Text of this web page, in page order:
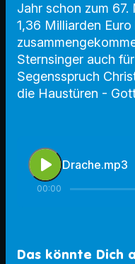
Jahr schon zum
1,36 Milliarden
Sternsinger auch
Segensspruch
die Haustüren -
play_arrow Drache.mp3
00:00
Das könnte Dich